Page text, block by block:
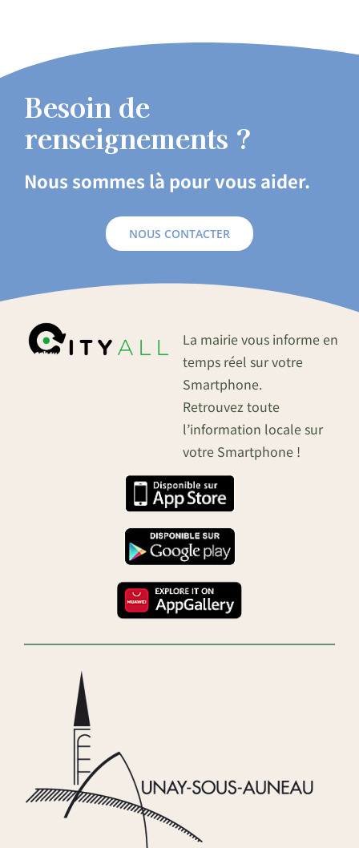
Besoin de
renseignements ?
Nous sommes là pour vous aider.
NOUS CONTACTER
La mairie vous informe en
temps réel sur votre
Smartphone.
Retrouvez toute
l’information locale sur
votre Smartphone !